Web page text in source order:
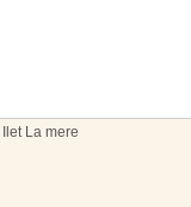
Ilet La mere